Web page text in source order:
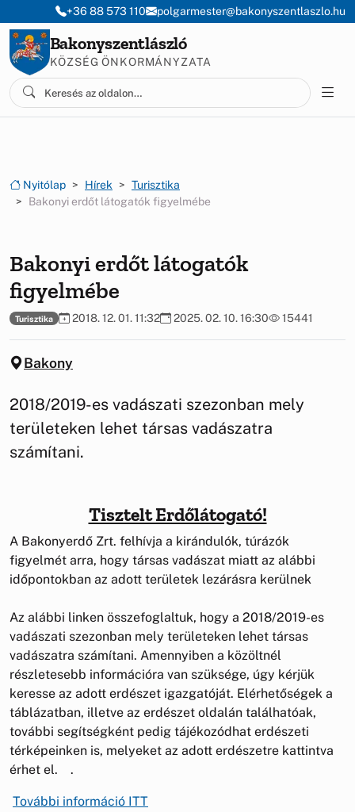
Ugrás a menüre
Ugrás a tartalomra
+36 88 573 110 polgarmester@bakonyszentlaszlo.hu
Bakonyszentlászló
KÖZSÉG ÖNKORMÁNYZATA
Nyitólap Hírek
Turisztika
Bakonyi erdőt látogatók figyelmébe
Bakonyi erdőt látogatók
figyelmébe
Turisztika 2018. 12. 01. 11:32 2025. 02. 10. 16:30 15441
Bakony
2018/2019-es vadászati szezonban mely
területeken lehet társas vadászatra
számítani.
Tisztelt Erdőlátogató!
A Bakonyerdő Zrt. felhívja a kirándulók, túrázók
figyelmét arra, hogy társas vadászat miatt az alábbi
időpontokban az adott területek lezárásra kerülnek
Az alábbi linken összefoglaltuk, hogy a 2018/2019-es
vadászati szezonban mely területeken lehet társas
vadászatra számítani. Amennyiben a közöltnél
részletesebb információra van szüksége, úgy kérjük
keresse az adott erdészet igazgatóját. Elérhetőségek a
táblázatban, illetve az erdészet oldalán találhatóak,
további segítségként pedig tájékozódhat erdészeti
térképeinken is, melyeket az adott erdészetre kattintva
érhet el. .
További információ ITT